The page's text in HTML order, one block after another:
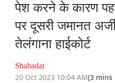
पेश करने के कारण
पर दूसरी जमानत
तेलंगाना हाईकोर्ट
Shahadat
20 Oct 2023 10:04 AM(3 mins